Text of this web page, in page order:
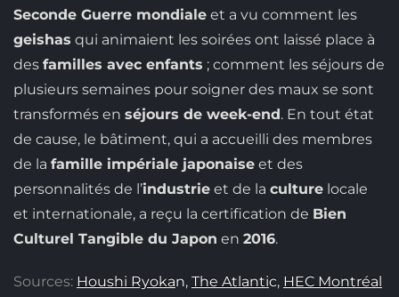
Seconde Guerre mondialeet a vu comment les
geishas qui animaient les soirées ont laissé place à
des familles avec enfants ; comment les séjours de
plusieurs semaines pour soigner des maux se sont
transformés en séjours de week-end. En tout état
de cause, le bâtiment, qui a accueilli des membres
de la famille impériale japonaiseet des
personnalités de l’industrieet de la culturelocale
et internationale, a reçu la certification de Bien
Culturel Tangible du Japon en 2016.
Sources: Houshi Ryokan, The Atlantic, HEC Montréal